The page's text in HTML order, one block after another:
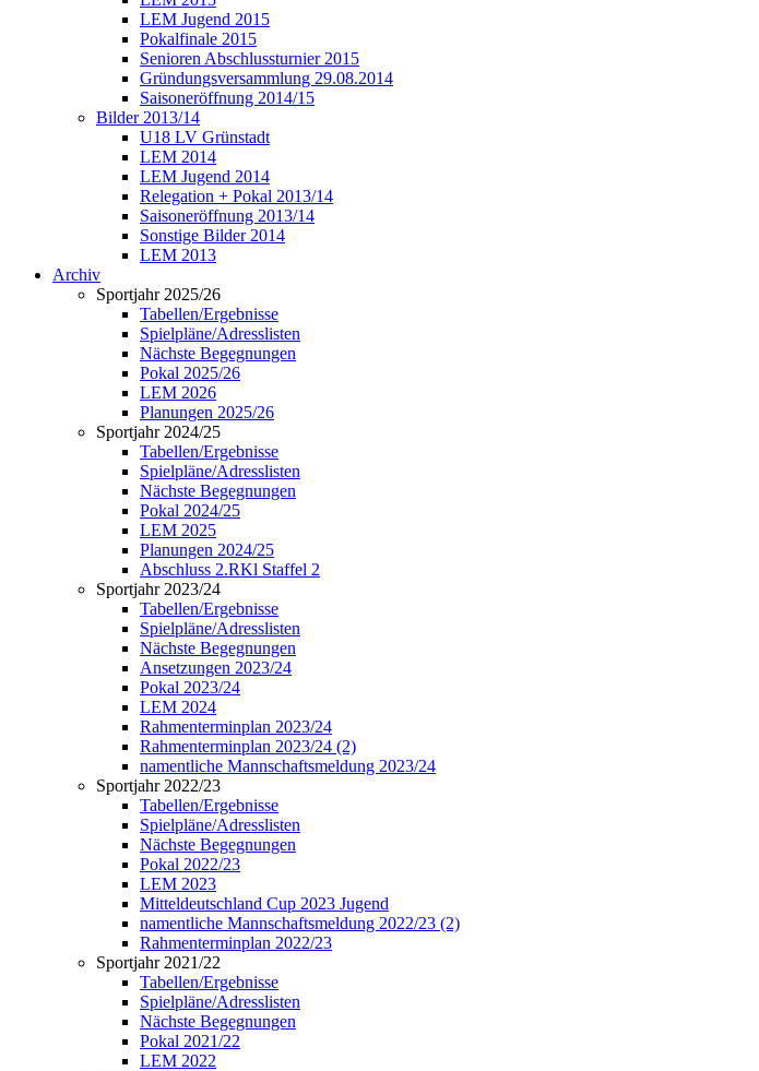
LEM Jugend 2015
Pokalfinale 2015
Senioren Abschlussturnier 2015
Gründungsversammlung 29.08.2014
Saisoneröffnung 2014/15
Bilder 2013/14
U18 LV Grünstadt
LEM 2014
LEM Jugend 2014
Relegation + Pokal 2013/14
Saisoneröffnung 2013/14
Sonstige Bilder 2014
LEM 2013
Archiv
Sportjahr 2025/26
Tabellen/Ergebnisse
Spielpläne/Adresslisten
Nächste Begegnungen
Pokal 2025/26
LEM 2026
Planungen 2025/26
Sportjahr 2024/25
Tabellen/Ergebnisse
Spielpläne/Adresslisten
Nächste Begegnungen
Pokal 2024/25
LEM 2025
Planungen 2024/25
Abschluss 2.RKl Staffel 2
Sportjahr 2023/24
Tabellen/Ergebnisse
Spielpläne/Adresslisten
Nächste Begegnungen
Ansetzungen 2023/24
Pokal 2023/24
LEM 2024
Rahmenterminplan 2023/24
Rahmenterminplan 2023/24 (2)
namentliche Mannschaftsmeldung 2023/24
Sportjahr 2022/23
Tabellen/Ergebnisse
Spielpläne/Adresslisten
Nächste Begegnungen
Pokal 2022/23
LEM 2023
Mitteldeutschland Cup 2023 Jugend
namentliche Mannschaftsmeldung 2022/23 (2)
Rahmenterminplan 2022/23
Sportjahr 2021/22
Tabellen/Ergebnisse
Spielpläne/Adresslisten
Nächste Begegnungen
Pokal 2021/22
LEM 2022